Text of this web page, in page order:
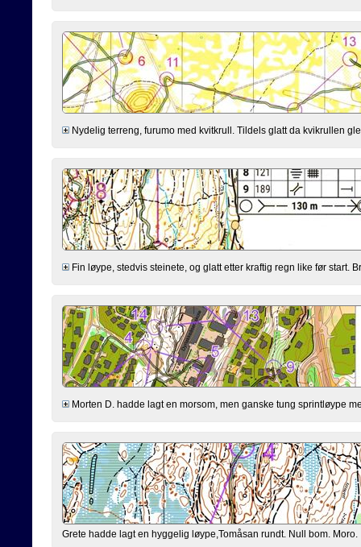
Nydelig terreng, furumo med kvitkrull. Tildels glatt da kvikrullen
Fin løype, stedvis steinete, og glatt etter kraftig regn like før start.
Morten D. hadde lagt en morsom, men ganske tung sprintløype
Grete hadde lagt en hyggelig løype,Tomåsan rundt. Null bom. Moro.